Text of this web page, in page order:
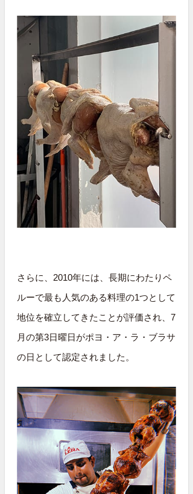
さらに、2010年には、長期にわたりペ
ルーで最も人気のある料理の1つとして
地位を確立してきたことが評価され、7
月の第3日曜日がポヨ・ア・ラ・ブラサ
の日として認定されました。